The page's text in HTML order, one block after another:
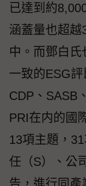
已達到約
涵蓋量也超越
中。而鄧白
一致的ESG
CDP、SASB
PRI在内的國
13項主題，
任（S）、公